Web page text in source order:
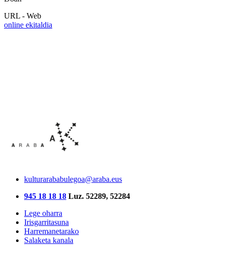
URL - Web
online ekitaldia
kulturarababulegoa@araba.eus
945 18 18 18 Luz. 52289, 52284
Lege oharra
Irisgarritasuna
Harremanetarako
Salaketa kanala